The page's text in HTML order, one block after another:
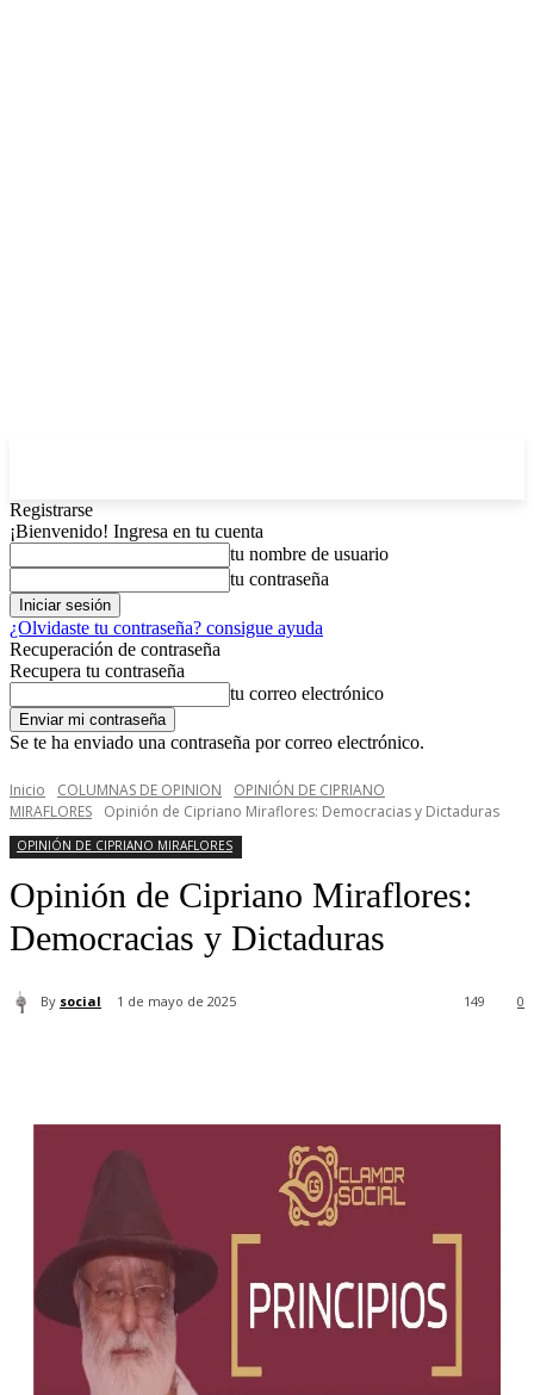
Registrarse
¡Bienvenido! Ingresa en tu cuenta
tu nombre de usuario
tu contraseña
¿Olvidaste tu contraseña? consigue ayuda
Recuperación de contraseña
Recupera tu contraseña
tu correo electrónico
Se te ha enviado una contraseña por correo electrónico.
Inicio COLUMNAS DE OPINION
OPINIÓN DE CIPRIANO
MIRAFLORES
Opinión de Cipriano Miraflores: Democracias y Dictaduras
OPINIÓN DE CIPRIANO MIRAFLORES
Opinión de Cipriano Miraflores:
Democracias y Dictaduras
By social 1 de mayo de 2025 0
149